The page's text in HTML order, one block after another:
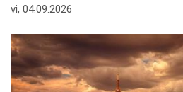
vi, 04.09.2026